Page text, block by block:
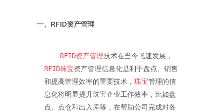
一、RFID资产管理
RFID资产管理技术在当今飞速发展，
RFID珠宝资产管理信息化是利于盘点、销售
和提高管理效率的重要技术， 珠宝管理的信
息化将明显提升珠宝企业工作效率，比如盘
点、点仓和出入库等，在帮助公司完成对各